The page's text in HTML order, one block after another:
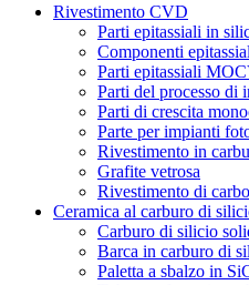
Rivestimento CVD
Parti epitassiali in
Componenti
Parti epitassiali
Parti del processo di
Parti di crescita
Parte per impianti
Rivestimento in
Grafite vetrosa
Rivestimento di
Ceramica al carburo di
Carburo di silicio
Barca in carburo di
Paletta a sbalzo in